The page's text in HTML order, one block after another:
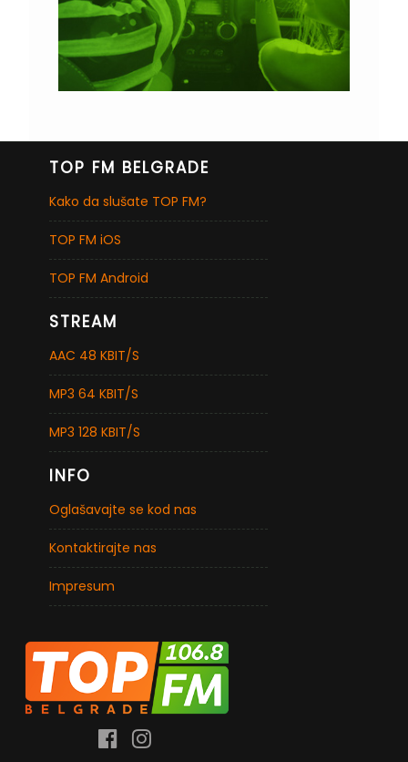
TOP FM BELGRADE
Kako da slušate TOP FM?
TOP FM iOS
TOP FM Android
STREAM
AAC 48 KBIT/S
MP3 64 KBIT/S
MP3 128 KBIT/S
INFO
Oglašavajte se kod nas
Kontaktirajte nas
Impresum